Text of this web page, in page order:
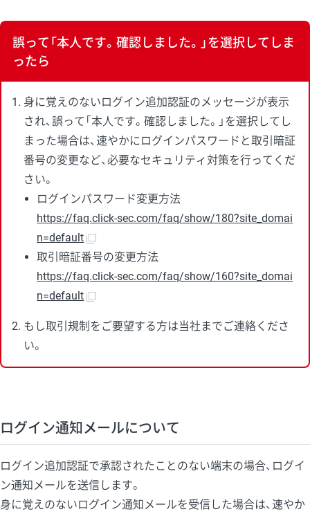
誤って「本人です。確認しました。」を選択してしま
ったら
身に覚えのないログイン追加認証のメッセージが表示
され、誤って「本人です。確認しました。」を選択してし
まった場合は、速やかにログインパスワードと取引暗証
番号の変更など、必要なセキュリティ対策を行ってくだ
さい。
ログインパスワード変更方法
https://faq.click-sec.com/faq/show/180?site_domai
n=default
取引暗証番号の変更方法
https://faq.click-sec.com/faq/show/160?site_domai
n=default
もし取引規制をご要望する方は当社までご連絡くださ
い。
ログイン通知メールについて
ログイン追加認証で承認されたことのない端末の場合、ログイ
ン通知メールを送信します。
身に覚えのないログイン通知メールを受信した場合は、速やか